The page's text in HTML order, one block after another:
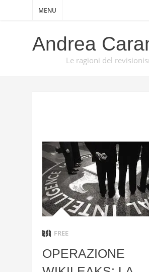
MENU
Andrea
Le ragioni del
FREE
OPERAZIONE